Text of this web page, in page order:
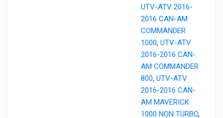
UTV-ATV 2016-
2016 CAN-AM
COMMANDER
1000, UTV-ATV
2016-2016 CAN-
AM COMMANDER
800, UTV-ATV
2016-2016 CAN-
AM MAVERICK
1000 NON TURBO,